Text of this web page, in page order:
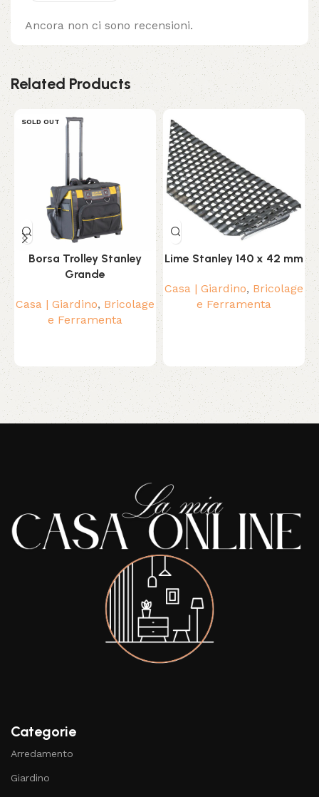
Ancora non ci sono recensioni.
Related Products
SOLD OUT
Borsa Trolley Stanley
Grande
Casa | Giardino, Bricolage
e Ferramenta
Lime Stanley 140 x 42 mm
Casa | Giardino, Bricolage
e Ferramenta
Read More
Categorie
Arredamento
Giardino